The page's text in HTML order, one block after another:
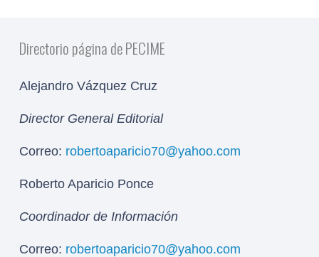
Directorio página de PECIME
Alejandro Vázquez Cruz
Director General Editorial
Correo: robertoaparicio70@yahoo.com
Roberto Aparicio Ponce
Coordinador de Información
Correo: robertoaparicio70@yahoo.com